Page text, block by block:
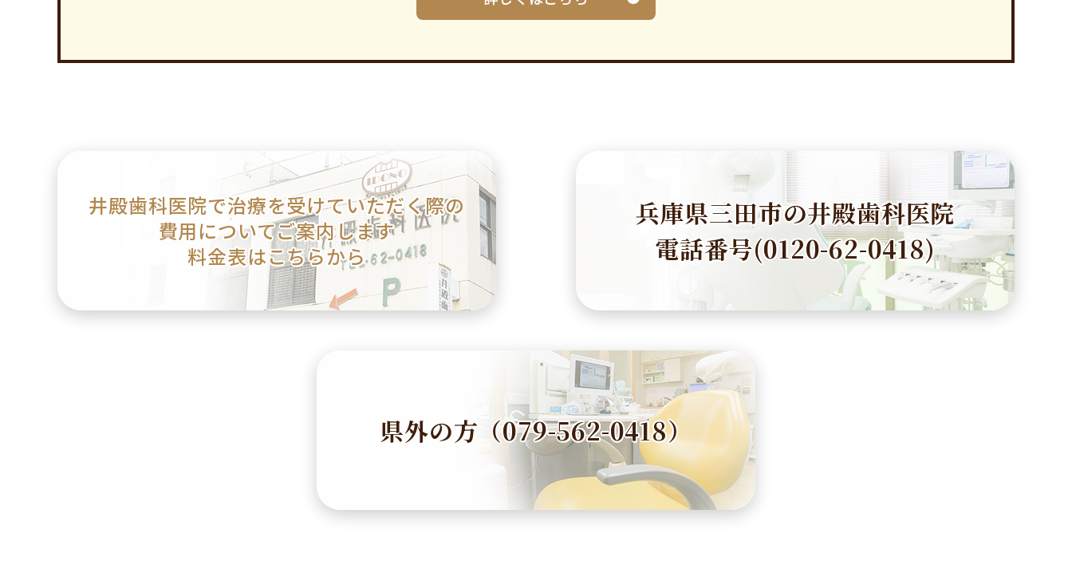
井殿歯科医院で治療を受けていただく際の
費用についてご案内します
料金表はこちらから
兵庫県三田市の井殿歯科医院
電話番号(0120-62-0418)
県外の方（079-562-0418）